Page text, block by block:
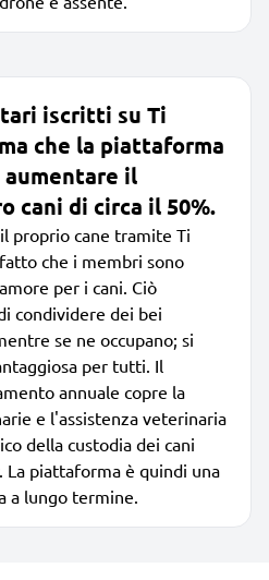
iscritti su Ti
che la piattaforma
il
cani di circa il 50%.
proprio cane tramite Ti
che i membri sono
per i cani. Ciò
condividere dei bei
se ne occupano; si
per tutti. Il
annuale copre la
e l'assistenza veterinaria
della custodia dei cani
piattaforma è quindi una
a lungo termine.